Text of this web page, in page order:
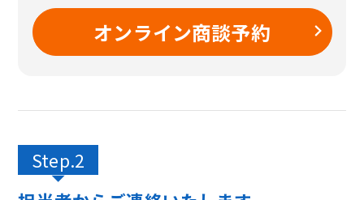
オンライン商談予約
Step.2